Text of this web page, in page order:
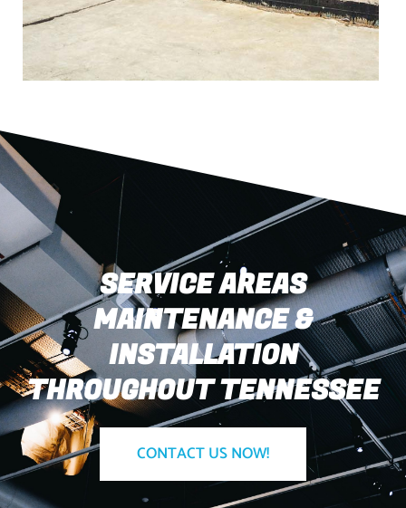
SERVICE AREAS
MAINTENANCE &
INSTALLATION
THROUGHOUT TENNESSEE
CONTACT US NOW!